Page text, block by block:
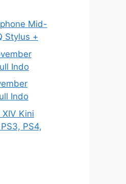
Mid-
Stylus +
Indo
Indo
Kini
PS4,